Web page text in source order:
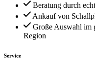
Beratung durch
Ankauf von
Große Auswahl im
Region
Service